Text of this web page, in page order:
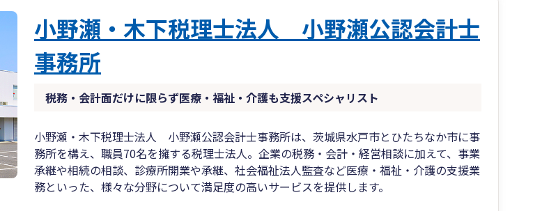
小野瀬・木下税理士法人 小野瀬公認会計士
事務所
税務・会計面だけに限らず医療・福祉・介護も支援スペシャリスト
小野瀬・木下税理士法人 小野瀬公認会計士事務所は、茨城県水戸市とひたちなか市に事
務所を構え、職員70名を擁する税理士法人。企業の税務・会計・経営相談に加えて、事業
承継や相続の相談、診療所開業や承継、社会福祉法人監査など医療・福祉・介護の支援業
務といった、様々な分野について満足度の高いサービスを提供します。